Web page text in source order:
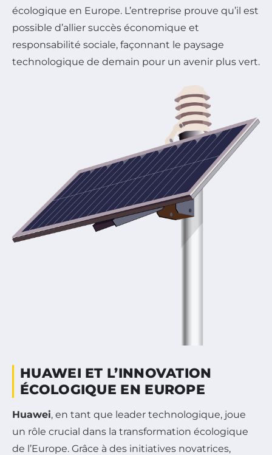
écologique en Europe. L’entreprise prouve qu’il est
possible d’allier succès économique et
responsabilité sociale, façonnant le paysage
technologique de demain pour un avenir plus vert.
HUAWEI ET L’INNOVATION
ÉCOLOGIQUE EN EUROPE
Huawei, en tant que leader technologique, joue
un rôle crucial dans la transformation écologique
de l’Europe. Grâce à des initiatives novatrices,